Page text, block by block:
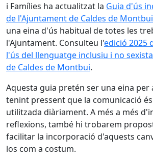
i Famílies ha actualitzat la Guia d'ús
de l'Ajuntament de Caldes de Montbui
una eina d'ús habitual de totes les
l'Ajuntament. Consulteu l'edició 2025
l'ús del llenguatge inclusiu i no
de Caldes de Montbui.
Aquesta guia pretén ser una eina
tenint pressent que la comunicació
utilitzada diàriament. A més a més
reflexions, també hi trobarem
facilitar la incorporació d'aquests
los com a costum.